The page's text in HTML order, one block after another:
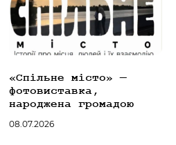
«Спільне місто» —
фотовиставка,
народжена громадою
08.07.2026